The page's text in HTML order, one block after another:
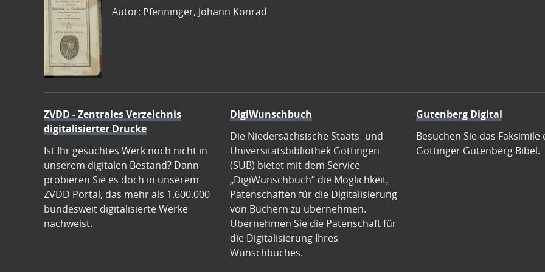
Autor: Pfenninger, Johann Konrad
ZVDD - Zentrales Verzeichnis
digitalisierter Drucke
Ist Ihr gesuchtes Werk noch nicht in
unserem digitalen Bestand? Dann
probieren Sie es doch in unserem
ZVDD Portal, das mehr als 1.600.000
bundesweit digitalisierte Werke
nachweist.
DigiWunschbuch
Die Niedersächsische Staats- und
Universitätsbibliothek Göttingen
(SUB) bietet mit dem Service
„DigiWunschbuch” die Möglichkeit,
Patenschaften für die Digitalisierung
von Büchern zu übernehmen.
Übernehmen Sie die Patenschaft für
die Digitalisierung Ihres
Wunschbuches.
Gutenberg Digital
Besuchen Sie das Faksimile
Göttinger Gutenberg Bibel.